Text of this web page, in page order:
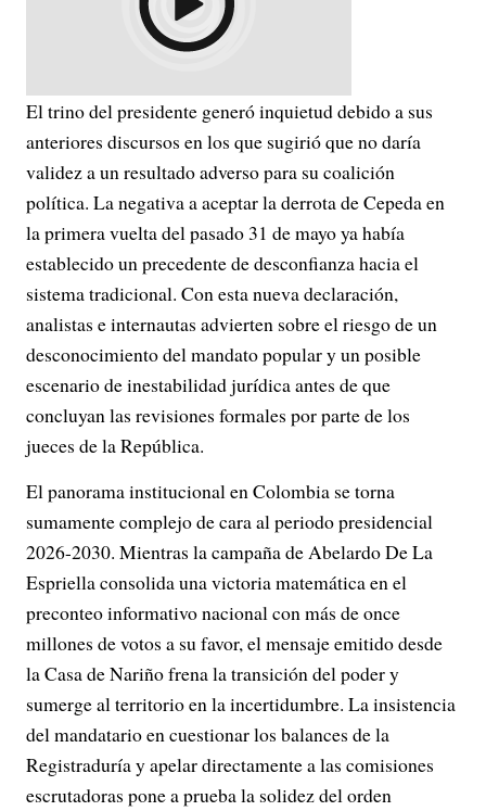
El trino del presidente generó inquietud debido a sus
anteriores discursos en los que sugirió que no daría
validez a un resultado adverso para su coalición
política. La negativa a aceptar la derrota de Cepeda en
la primera vuelta del pasado 31 de mayo ya había
establecido un precedente de desconfianza hacia el
sistema tradicional. Con esta nueva declaración,
analistas e internautas advierten sobre el riesgo de un
desconocimiento del mandato popular y un posible
escenario de inestabilidad jurídica antes de que
concluyan las revisiones formales por parte de los
jueces de la República.
El panorama institucional en Colombia se torna
sumamente complejo de cara al periodo presidencial
2026-2030. Mientras la campaña de Abelardo De La
Espriella consolida una victoria matemática en el
preconteo informativo nacional con más de once
millones de votos a su favor, el mensaje emitido desde
la Casa de Nariño frena la transición del poder y
sumerge al territorio en la incertidumbre. La insistencia
del mandatario en cuestionar los balances de la
Registraduría y apelar directamente a las comisiones
escrutadoras pone a prueba la solidez del orden